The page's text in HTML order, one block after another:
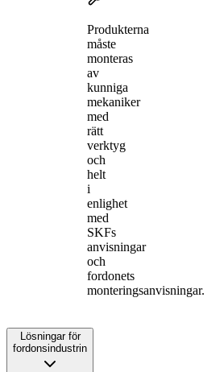
Produkterna
måste
monteras
av
kunniga
mekaniker
med
rätt
verktyg
och
helt
i
enlighet
med
SKFs
anvisningar
och
fordonets
monteringsanvisningar.
Lösningar för
fordonsindustrin